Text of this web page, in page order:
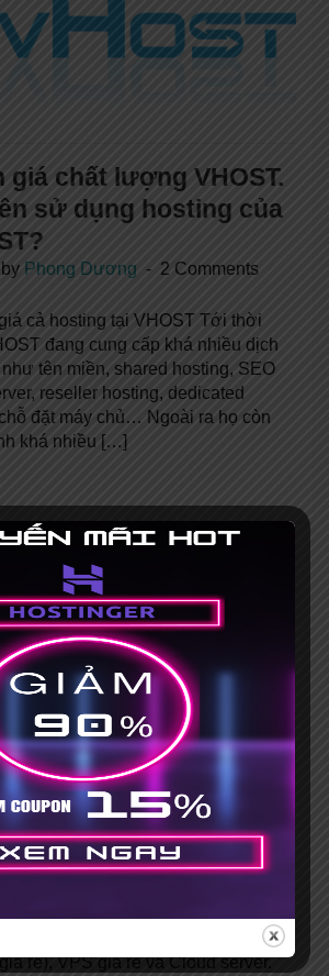
giá chất lượng VHOST.
sử dụng hosting của
Phong Dương 2 Comments
cả hosting tại VHOST Tới thời
đang cung cấp khá nhiều dịch
tên miền, shared hosting, SEO
reseller hosting, dedicated
đặt máy chủ… Ngoài ra họ còn
khá nhiều […]
giá Hostinger – Hosting
liệu có tốt?
byPhong Dương 4 Comments
lưu trữ website chính. Đó là shared
rẻ), VPS giá rẻ và Cloud server.